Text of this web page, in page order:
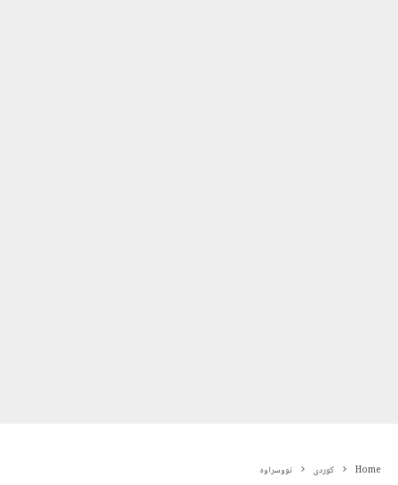
Home کوردی نووسراوە